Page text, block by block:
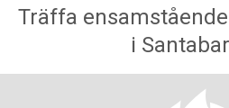
Träffa
i